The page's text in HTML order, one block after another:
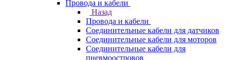
Провода и кабели
Назад
Провода и кабели
Соединительные кабели для датчиков
Соединительные кабели для моторов
Соединительные кабели для
пневмоостровов